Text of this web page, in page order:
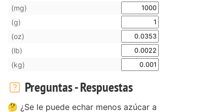
(mg)
(g)
(oz)
(lb)
(kg)
Preguntas - Respuestas
🤔 ¿Se le puede echar menos azúcar a